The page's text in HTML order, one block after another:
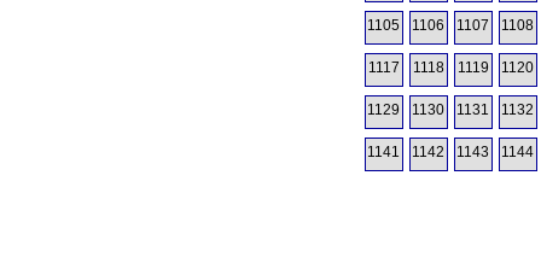
1105 1106 1107 1108
1117 1118 1119 1120
1129 1130 1131 1132
1141 1142 1143 1144